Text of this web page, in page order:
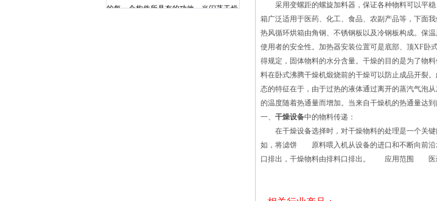
的每一个构件所具有的功效。当闪蒸干燥
采用变螺距的螺旋加料器，保证各种物料可以平稳
箱广泛适用于医药、化工、食品、农副产品等，下面
热风循环烘箱由角钢、不锈钢板以及冷钢板构成。保
使用者的安全性。加热器安装位置可是底部、顶XF卧
得规定，固体物料的水分含量。干燥的目的是为了物
料在卧式沸腾干燥机煅烧前的干燥可以防止成品开
态的特征在于，由于过热的液体通过离开的蒸汽气泡
的温度随着热通量而增加。当来自干燥机的热通量达
一、 干燥设备中的物料传递：
在干燥设备选择时，对干燥物料的处理是一个关
如，将滤饼 原料喂入机从设备的进口和不断向前沿
口排出，干燥物料由排料口排出。 应用范围 医